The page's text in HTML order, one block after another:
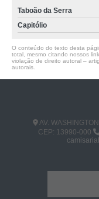
Taboão da Serra
Capitólio
O conteúdo do texto desta
total, mesmo citando nossos
violação de direito autoral –
autorais
AV.
CEP: 13990-000